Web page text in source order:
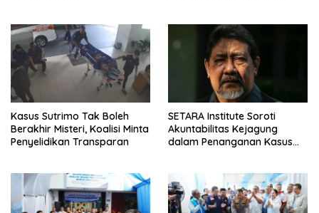
Kasus Sutrimo Tak Boleh
Berakhir Misteri, Koalisi Minta
Penyelidikan Transparan
SETARA Institute Soroti
Akuntabilitas Kejagung
dalam Penanganan Kasus